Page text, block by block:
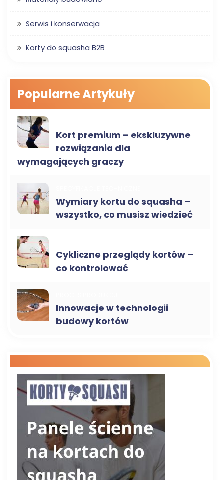
Serwis i konserwacja
Korty do squasha B2B
Popularne Artykuły
Kort premium – ekskluzywne
rozwiązania dla
wymagających graczy
Wymiary kortu do squasha –
wszystko, co musisz wiedzieć
Cykliczne przeglądy kortów –
co kontrolować
Innowacje w technologii
budowy kortów